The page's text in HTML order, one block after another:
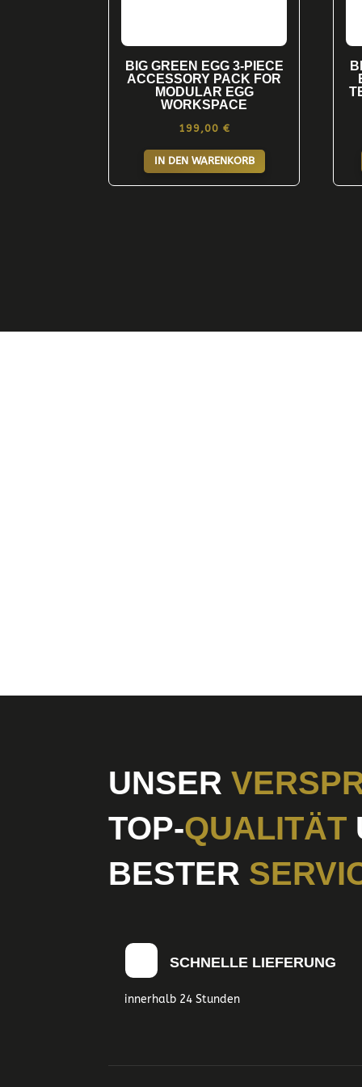
gewählt
werden
BIG GREEN EGG 3-PIECE
ACCESSORY PACK FOR
MODULAR EGG
WORKSPACE
199,00 €
IN DEN WARENKORB
UNSER
TOP-QUALITÄT
BESTER
SCHNELLE LIEFERUNG
innerhalb 24 Stunden